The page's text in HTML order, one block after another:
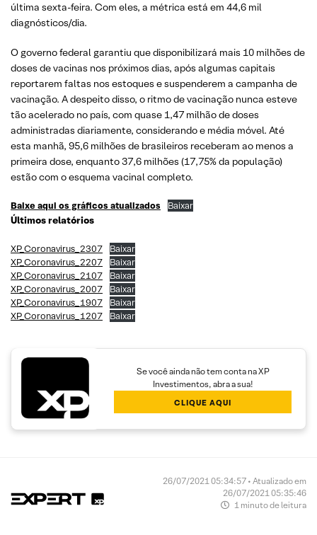
última sexta-feira. Com eles, a métrica está em 44,6 mil
diagnósticos/dia.
O governo federal garantiu que disponibilizará mais 10 milhões de
doses de vacinas nos próximos dias, após algumas capitais
reportarem faltas nos estoques e suspenderem a campanha de
vacinação. A despeito disso, o ritmo de vacinação nunca esteve
tão acelerado no país, com quase 1,47 milhão de doses
administradas diariamente, considerando e média móvel. Até
esta manhã, 95,6 milhões de brasileiros receberam ao menos a
primeira dose, enquanto 37,6 milhões (17,75% da população)
estão com o esquema vacinal completo.
Baixe aqui os gráficos atualizados Baixar
Últimos relatórios
XP_Coronavirus_2307
Baixar
XP_Coronavirus_2207
Baixar
XP_Coronavirus_2107
Baixar
XP_Coronavirus_2007
Baixar
XP_Coronavirus_1907
Baixar
XP_Coronavirus_1207
Baixar
Se você ainda não tem conta na XP
Investimentos, abra a sua!
CLIQUE AQUI
26/07/2021 05:34:57 • Atualizado em
26/07/2021 05:35:46
1 minuto de leitura